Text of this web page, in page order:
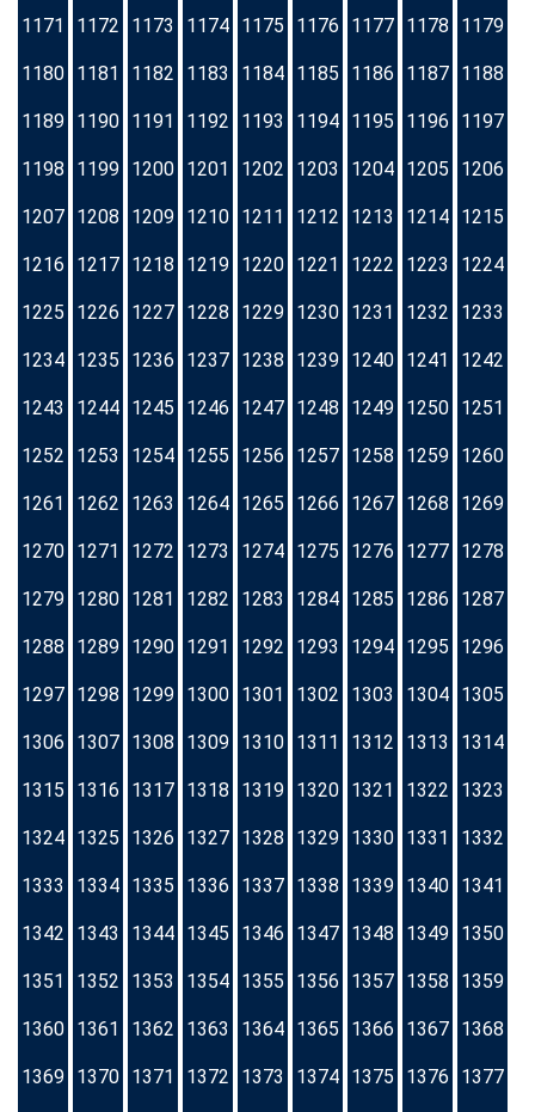
1171 1172 1173 1174 1175 1176 1177 1178 1179
1180 1181 1182 1183 1184 1185 1186 1187 1188
1189 1190 1191 1192 1193 1194 1195 1196 1197
1198 1199 1200 1201 1202 1203 1204 1205 1206
1207 1208 1209 1210 1211 1212 1213 1214 1215
1216 1217 1218 1219 1220 1221 1222 1223 1224
1225 1226 1227 1228 1229 1230 1231 1232 1233
1234 1235 1236 1237 1238 1239 1240 1241 1242
1243 1244 1245 1246 1247 1248 1249 1250 1251
1252 1253 1254 1255 1256 1257 1258 1259 1260
1261 1262 1263 1264 1265 1266 1267 1268 1269
1270 1271 1272 1273 1274 1275 1276 1277 1278
1279 1280 1281 1282 1283 1284 1285 1286 1287
1288 1289 1290 1291 1292 1293 1294 1295 1296
1297 1298 1299 1300 1301 1302 1303 1304 1305
1306 1307 1308 1309 1310 1311 1312 1313 1314
1315 1316 1317 1318 1319 1320 1321 1322 1323
1324 1325 1326 1327 1328 1329 1330 1331 1332
1333 1334 1335 1336 1337 1338 1339 1340 1341
1342 1343 1344 1345 1346 1347 1348 1349 1350
1351 1352 1353 1354 1355 1356 1357 1358 1359
1360 1361 1362 1363 1364 1365 1366 1367 1368
1369 1370 1371 1372 1373 1374 1375 1376 1377